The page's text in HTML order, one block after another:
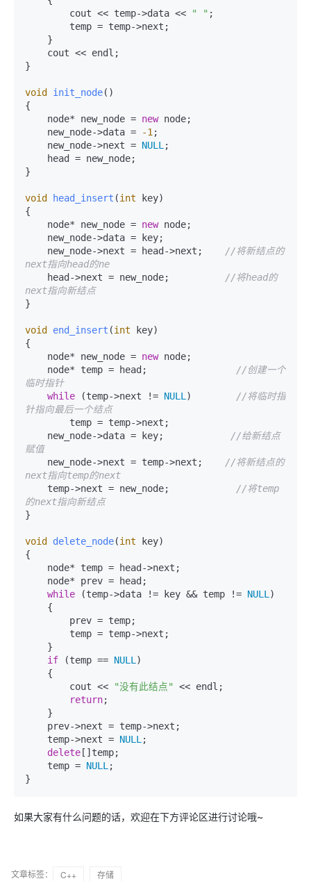
        cout << temp->data <<
" " ;
}
void init_node()
{
    node* new_node =
new node;
    new_node->data =
-1 ;
    new_node->next =
NULL ;
}
void head_insert (int key)
{
    node* new_node =
new node;
    new_node->next = head->next;
//将新结点的
next指向head的ne
    head->next = new_node;
//将head的
next指向新结点
}
void end_insert (int key)
{
    node* new_node =
new node;
    node* temp = head;
//创建一个
临时指针
while (temp->next != NULL )
//将临时指
针指向最后一个结点
    new_node->data = key;
//给新结点
赋值
    new_node->next = temp->next;
//将新结点的
next指向temp的next
    temp->next = new_node;
//将temp
的next指向新结点
}
void delete_node(int key)
{
while (temp->data != key && temp != NULL )
if (temp == NULL )
        cout <<
"没有此结点"
<< endl;
return;
    temp->next =
NULL ;
delete []temp;
    temp =
NULL ;
}
如果大家有什么问题的话，欢迎在下方评论区进行讨论哦~
文章标签： C++
存储